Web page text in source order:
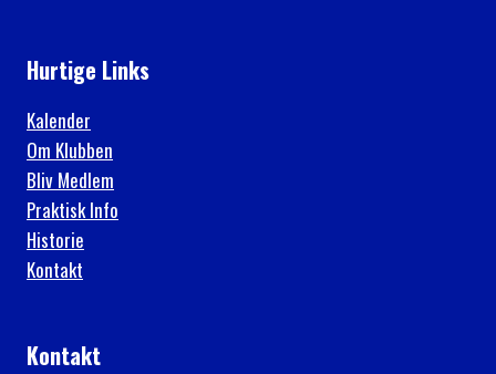
Hurtige Links
Kalender
Om Klubben
Bliv Medlem
Praktisk Info
Historie
Kontakt
Kontakt